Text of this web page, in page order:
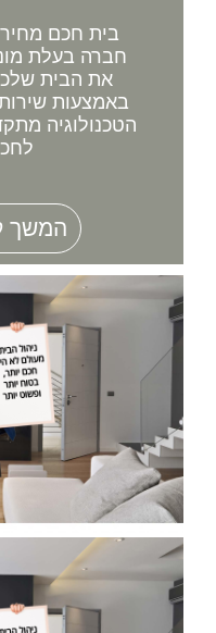
בית חכם
חברה בעלת
את הבית
באמצעות שירות
הטכנולוגיה
המשך